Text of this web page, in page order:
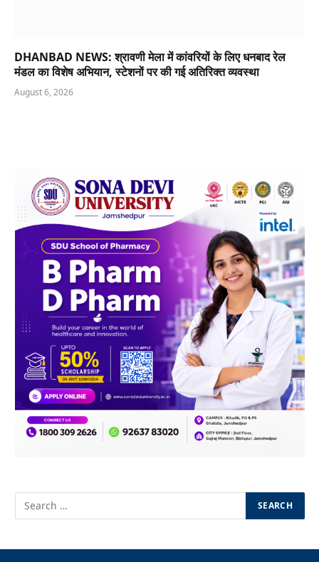
DHANBAD NEWS: श्रावणी मेला में कांवरियों के लिए धनबाद रेल
मंडल का विशेष अभियान, स्टेशनों पर की गई अतिरिक्त व्यवस्था
August 6, 2026